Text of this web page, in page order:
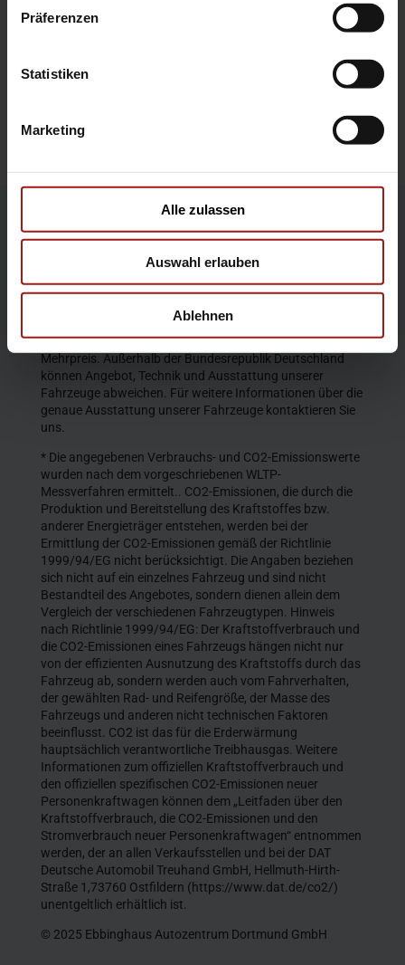
Präferenzen
Statistiken
Marketing
Alle zulassen
Auswahl erlauben
Ablehnen
Garantie
Die Produktbeschreibungen und Abbildungen enthalten
teilweise auch Sonderausstattungen, die nicht zum
entspricht dem Stand bei Veröffentlichung. Wir behalten
Die abgebildeten Farben geben den wirklichen Farbton nur
annähernd wieder. Gezeigte Sonderausstattungen gegen
Mehrpreis. Außerhalb der Bundesrepublik Deutschland
können Angebot, Technik und Ausstattung unserer
Fahrzeuge abweichen. Für weitere Informationen über die
genaue Ausstattung unserer Fahrzeuge kontaktieren Sie
uns.
* Die angegebenen Verbrauchs- und CO2-Emissionswerte
wurden nach dem vorgeschriebenen WLTP-
Messverfahren ermittelt.. CO2-Emissionen, die durch die
Produktion und Bereitstellung des Kraftstoffes bzw.
anderer Energieträger entstehen, werden bei der
Ermittlung der CO2-Emissionen gemäß der Richtlinie
1999/94/EG nicht berücksichtigt. Die Angaben beziehen
sich nicht auf ein einzelnes Fahrzeug und sind nicht
Bestandteil des Angebotes, sondern dienen allein dem
Vergleich der verschiedenen Fahrzeugtypen. Hinweis
nach Richtlinie 1999/94/EG: Der Kraftstoffverbrauch und
die CO2-Emissionen eines Fahrzeugs hängen nicht nur
von der effizienten Ausnutzung des Kraftstoffs durch das
Fahrzeug ab, sondern werden auch vom Fahrverhalten,
der gewählten Rad- und Reifengröße, der Masse des
Fahrzeugs und anderen nicht technischen Faktoren
beeinflusst. CO2 ist das für die Erderwärmung
hauptsächlich verantwortliche Treibhausgas. Weitere
Informationen zum offiziellen Kraftstoffverbrauch und
den offiziellen spezifischen CO2-Emissionen neuer
Personenkraftwagen können dem „Leitfaden über den
Kraftstoffverbrauch, die CO2-Emissionen und den
Stromverbrauch neuer Personenkraftwagen“ entnommen
werden, der an allen Verkaufsstellen und bei der DAT
Deutsche Automobil Treuhand GmbH, Hellmuth-Hirth-
Straße 1,73760 Ostfildern (https://www.dat.de/co2/)
unentgeltlich erhältlich ist.
© 2025 Ebbinghaus Autozentrum Dortmund GmbH